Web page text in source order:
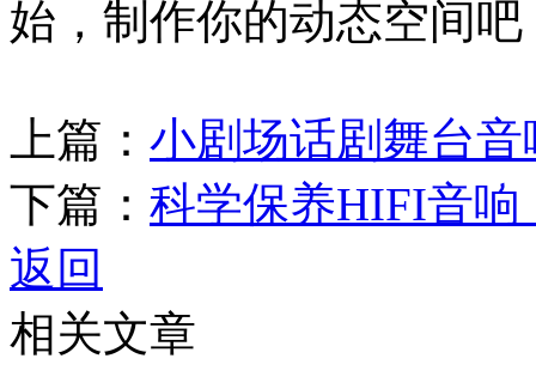
始，制作你的动态空间吧
上篇： 小剧场话剧舞台
下篇： 科学保养HIFI音
返回
相关文章